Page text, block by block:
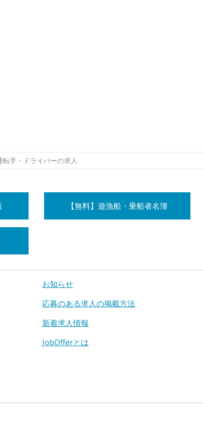
転手・ドライバーの求人
【無料】遊漁船・乗船者名簿
お知らせ
応募のある求人の掲載方法
新着求人情報
JobOfferとは